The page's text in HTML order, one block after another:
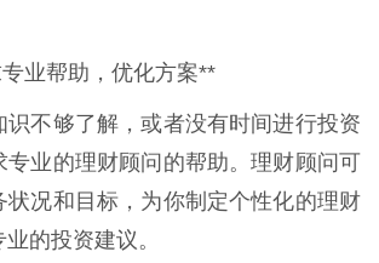
业帮助，优化方案**
识不够了解，或者没有时间进行投资
专业的理财顾问的帮助。理财顾问可
状况和目标，为你制定个性化的理财
的投资建议。